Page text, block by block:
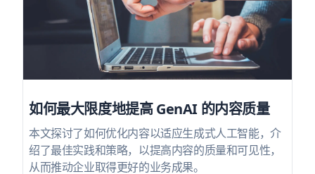
如何最大限度地提高 GenAI 的内容质量
本文探讨了如何优化内容以适应生成式人工智能，介
绍了最佳实践和策略，以提高内容的质量和可见性，
从而推动企业取得更好的业务成果。